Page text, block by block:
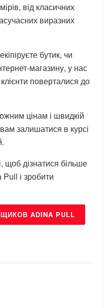
від класичних
виразних
бутик, чи
магазину, у нас
поверталися до
цінам і швидкій
залишатися в курсі
щоб дізнатися більше
і зробити
ADINA PULL